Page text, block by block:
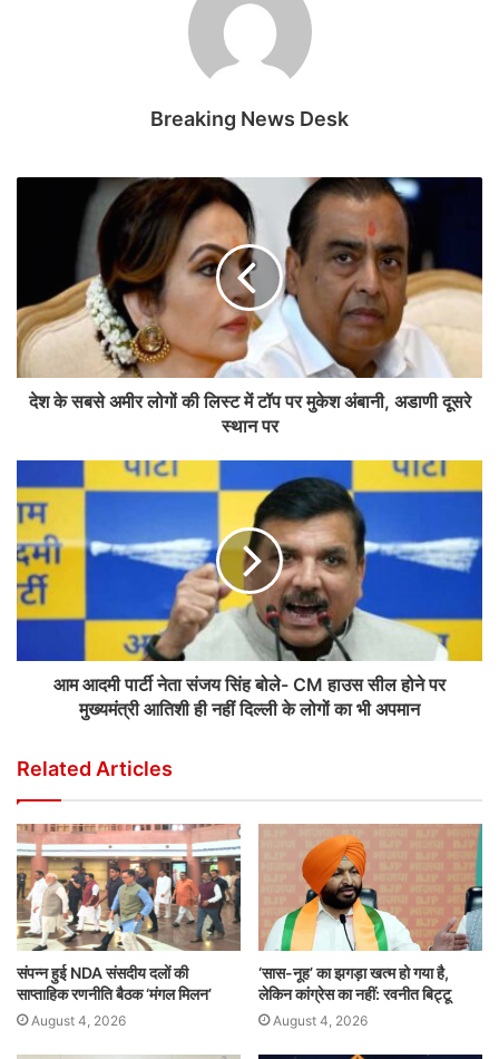
Breaking News Desk
देश के सबसे अमीर लोगों की लिस्ट में टॉप पर मुकेश अंबानी, अडाणी दूसरे
स्थान पर
आम आदमी पार्टी नेता संजय सिंह बोले- CM हाउस सील होने पर
मुख्यमंत्री आतिशी ही नहीं दिल्ली के लोगों का भी अपमान
Related Articles
संपन्न हुई NDA संसदीय दलों की
साप्ताहिक रणनीति बैठक ‘मंगल मिलन’
August 4, 2026
‘सास-नूह’ का झगड़ा खत्म हो गया है,
लेकिन कांग्रेस का नहीं: रवनीत बिट्टू
August 4, 2026